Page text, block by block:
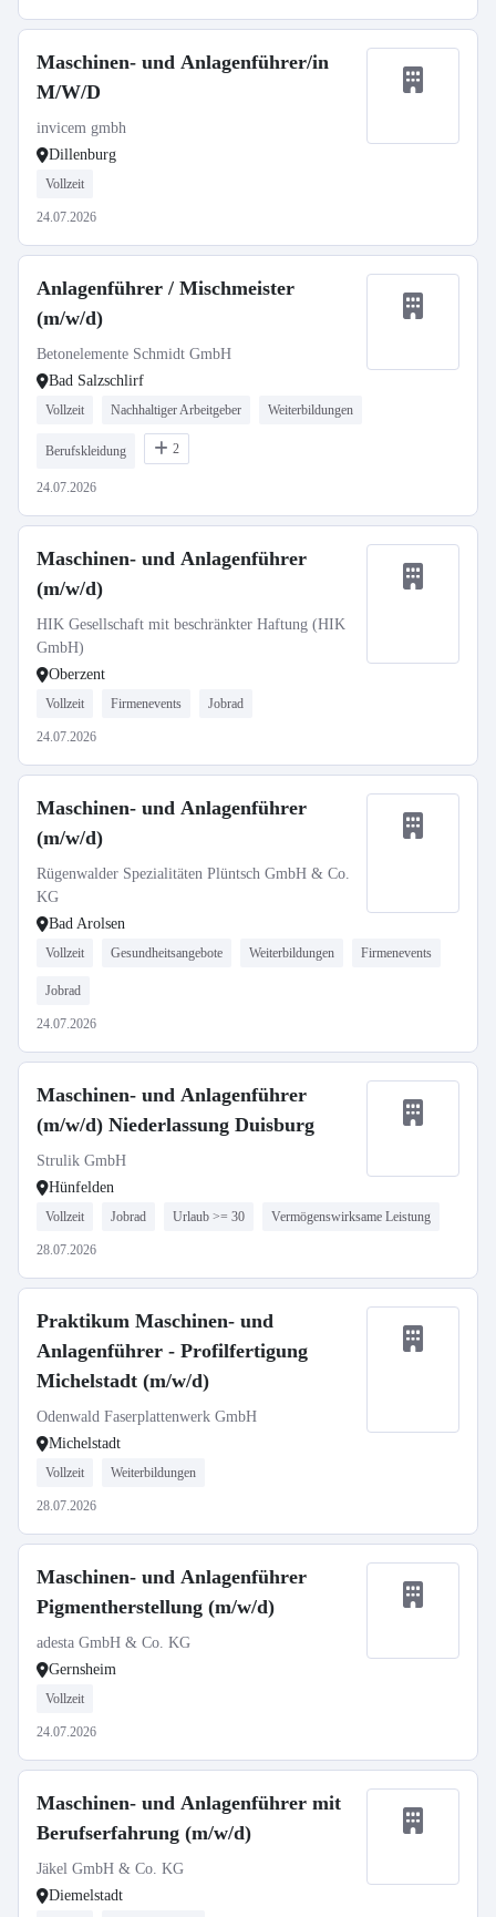
Maschinen- und Anlagenführer/in
M/W/D
invicem gmbh
Dillenburg
Vollzeit
24.07.2026
Anlagenführer / Mischmeister
(m/w/d)
Betonelemente Schmidt GmbH
Bad Salzschlirf
Vollzeit Nachhaltiger Arbeitgeber Weiterbildungen
Berufskleidung 2
24.07.2026
Maschinen- und Anlagenführer
(m/w/d)
HIK Gesellschaft mit beschränkter Haftung (HIK
GmbH)
Oberzent
Vollzeit Firmenevents Jobrad
24.07.2026
Maschinen- und Anlagenführer
(m/w/d)
Rügenwalder Spezialitäten Plüntsch GmbH & Co.
KG
Bad Arolsen
Vollzeit Gesundheitsangebote Weiterbildungen Firmenevents
Jobrad
24.07.2026
Maschinen- und Anlagenführer
(m/w/d) Niederlassung Duisburg
Strulik GmbH
Hünfelden
Vollzeit Jobrad Urlaub >= 30 Vermögenswirksame Leistung
28.07.2026
Praktikum Maschinen- und
Anlagenführer - Profilfertigung
Michelstadt (m/w/d)
Odenwald Faserplattenwerk GmbH
Michelstadt
Vollzeit Weiterbildungen
28.07.2026
Maschinen- und Anlagenführer
Pigmentherstellung (m/w/d)
adesta GmbH & Co. KG
Gernsheim
Vollzeit
24.07.2026
Maschinen- und Anlagenführer mit
Berufserfahrung (m/w/d)
Jäkel GmbH & Co. KG
Diemelstadt